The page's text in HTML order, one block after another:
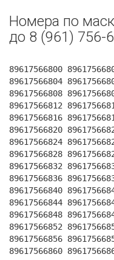
Номера по
до 8 (961) 756-
89617566800
89617566804
89617566808
89617566812
89617566816
89617566820
89617566824
89617566828
89617566832
89617566836
89617566840
89617566844
89617566848
89617566852
89617566856
89617566860